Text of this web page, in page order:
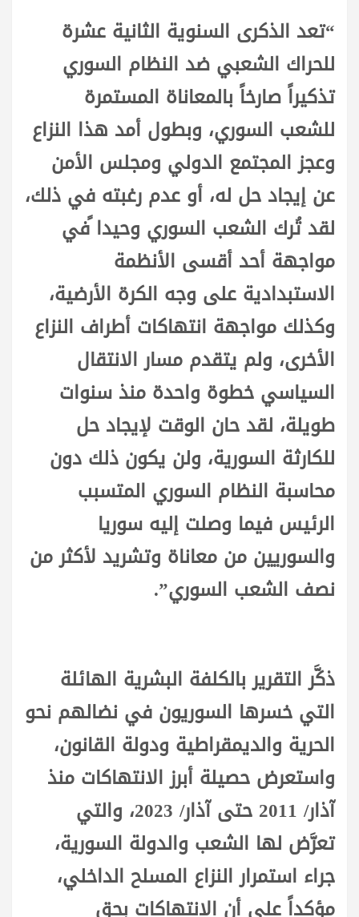
“تعد الذكرى السنوية الثانية عشرة
للحراك الشعبي ضد النظام السوري
تذكيراً صارخاً بالمعاناة المستمرة
للشعب السوري، وبطول أمد هذا النزاع
وعجز المجتمع الدولي ومجلس الأمن
عن إيجاد حل له، أو عدم رغبته في ذلك،
لقد تُرك الشعب السوري وحيدا ًفي
مواجهة أحد أقسى الأنظمة
الاستبدادية على وجه الكرة الأرضية،
وكذلك مواجهة انتهاكات أطراف النزاع
الأخرى، ولم يتقدم مسار الانتقال
السياسي خطوة واحدة منذ سنوات
طويلة، لقد حان الوقت لإيجاد حل
للكارثة السورية، ولن يكون ذلك دون
محاسبة النظام السوري المتسبب
الرئيس فيما وصلت إليه سوريا
والسوريين من معاناة وتشريد لأكثر من
نصف الشعب السوري”.
ذكَّر التقرير بالكلفة البشرية الهائلة
التي خسرها السوريون في نضالهم نحو
الحرية والديمقراطية ودولة القانون،
واستعرض حصيلة أبرز الانتهاكات منذ
آذار/ 2011 حتى آذار/ 2023، والتي
تعرَّض لها الشعب والدولة السورية،
جراء استمرار النزاع المسلح الداخلي،
مؤكداً على أن الانتهاكات بحق